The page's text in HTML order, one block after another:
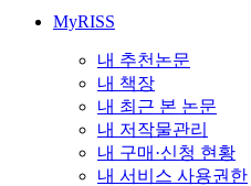
MyRISS
내 추천논문
내 책장
내 최근 본 논문
내 저작물관리
내 구매·신청 현황
내 서비스 사용권한